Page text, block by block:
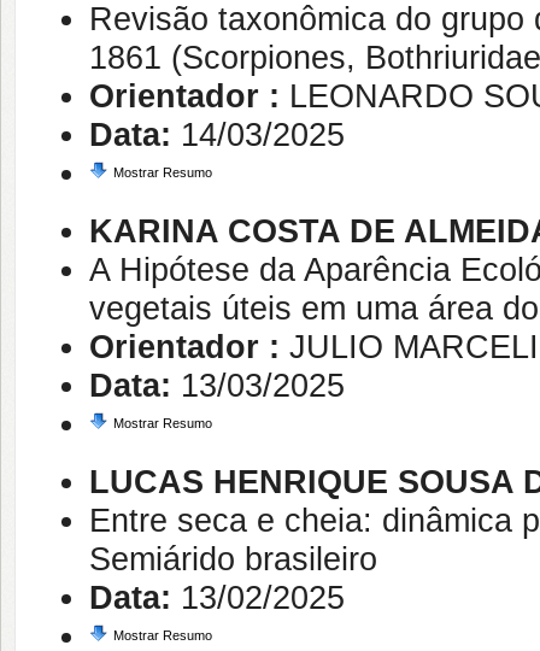
Revisão taxonômica do
1861 (Scorpiones,
Orientador : LEONARDO
Data: 14/03/2025
Mostrar Resumo
KARINA COSTA DE
A Hipótese da Aparência
vegetais úteis em uma área
Orientador : JULIO
Data: 13/03/2025
Mostrar Resumo
LUCAS HENRIQUE SOUSA
Entre seca e cheia: dinâmica
Semiárido brasileiro
Data: 13/02/2025
Mostrar Resumo